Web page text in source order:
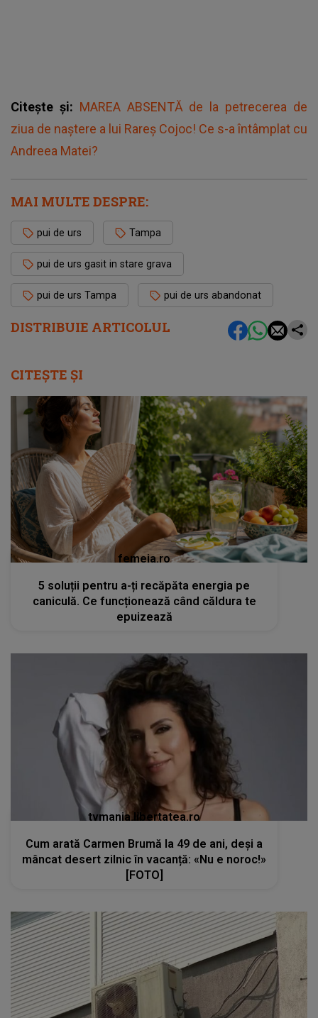
DISTRIBUIE ARTICOLUL
Citește și: MAREA ABSENTĂ de la petrecerea de
ziua de naștere a lui Rareș Cojoc! Ce s-a întâmplat cu
Andreea Matei?
MAI MULTE DESPRE:
pui de urs Tampa
pui de urs gasit in stare grava
pui de urs Tampa pui de urs abandonat
CITEȘTE ȘI
femeia.ro
5 soluții pentru a-ți recăpăta energia pe
caniculă. Ce funcționează când căldura te
epuizează
tvmania.libertatea.ro
Cum arată Carmen Brumă la 49 de ani, deși a
mâncat desert zilnic în vacanță: «Nu e noroc!»
[FOTO]